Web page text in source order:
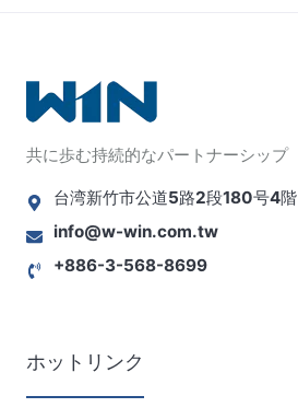
ナ
ビ
ゲ
ー
ョ
共に歩む持続的なパートナーシップ
台湾新竹市公道5路2段180号4階
info@w-win.com.tw
+886-3-568-8699
ホットリンク